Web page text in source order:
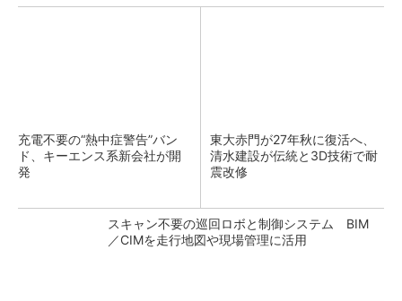
充電不要の“熱中症警告”バン
ド、キーエンス系新会社が開
発
東大赤門が27年秋に復活へ、
清水建設が伝統と3D技術で耐
震改修
スキャン不要の巡回ロボと制御システム BIM
／CIMを走行地図や現場管理に活用